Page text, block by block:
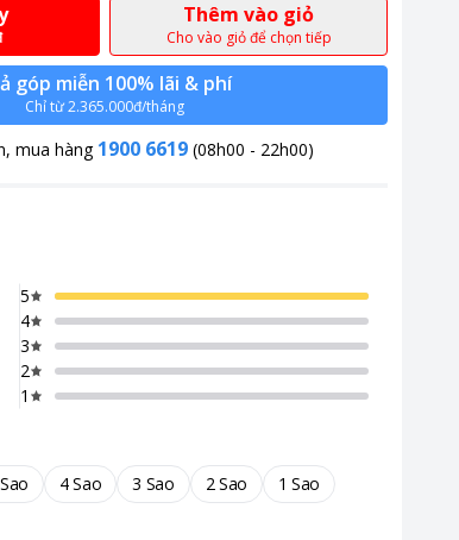
Thêm vào giỏ
Cho vào giỏ để chọn tiếp
góp miễn 100% lãi & phí
Chỉ từ 2.365.000đ/tháng
mua hàng 1900 6619 (08h00 - 22h00)
5
4
3
2
1
4 Sao 3 Sao 2 Sao 1 Sao